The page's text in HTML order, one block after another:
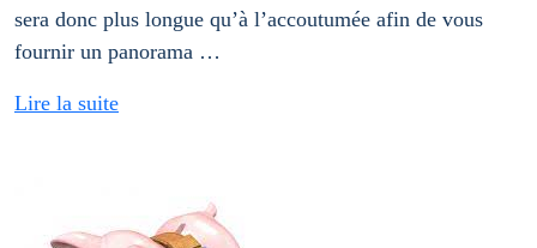
sera donc plus longue qu’à l’accoutumée afin de vous
fournir un panorama …
Lire la suite